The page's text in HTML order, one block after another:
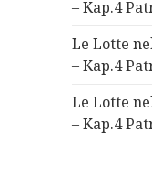
– Kap.4
Le Lotte
– Kap.4
Le Lotte
– Kap.4